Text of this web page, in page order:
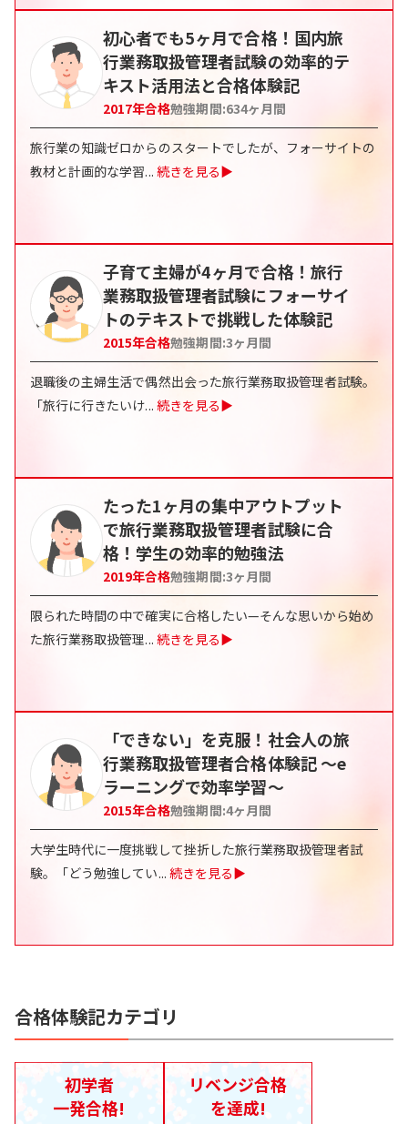
初心者でも5ヶ月で合格！国内旅
行業務取扱管理者試験の効率的テ
キスト活用法と合格体験記
2017年合格勉強期間:634ヶ月間
旅行業の知識ゼロからのスタートでしたが、フォーサイトの
教材と計画的な学習... 続きを見る▶
子育て主婦が4ヶ月で合格！旅行
業務取扱管理者試験にフォーサイ
トのテキストで挑戦した体験記
2015年合格勉強期間:3ヶ月間
退職後の主婦生活で偶然出会った旅行業務取扱管理者試験。
「旅行に行きたいけ... 続きを見る▶
たった1ヶ月の集中アウトプット
で旅行業務取扱管理者試験に合
格！学生の効率的勉強法
2019年合格勉強期間:3ヶ月間
限られた時間の中で確実に合格したい—そんな思いから始め
た旅行業務取扱管理... 続きを見る▶
「できない」を克服！社会人の旅
行業務取扱管理者合格体験記 〜e
ラーニングで効率学習〜
2015年合格勉強期間:4ヶ月間
大学生時代に一度挑戦して挫折した旅行業務取扱管理者試
験。「どう勉強してい... 続きを見る▶
合格体験記カテゴリ
初学者
一発合格!
リベンジ合格
を達成!